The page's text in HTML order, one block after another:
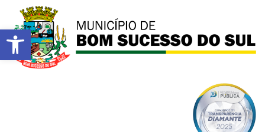
Barra de Ferramentas